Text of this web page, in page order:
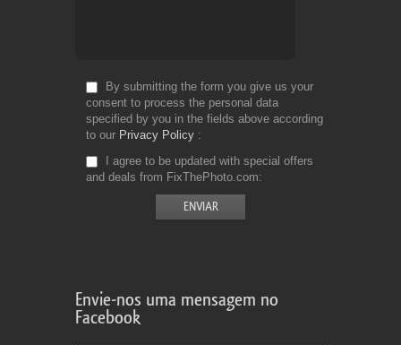
By submitting the form you give us your
consent to process the personal data
specified by you in the fields above according
to our Privacy Policy
I agree to be updated with special offers
and deals from FixThePhoto.com
Envie-nos uma mensagem no
Facebook